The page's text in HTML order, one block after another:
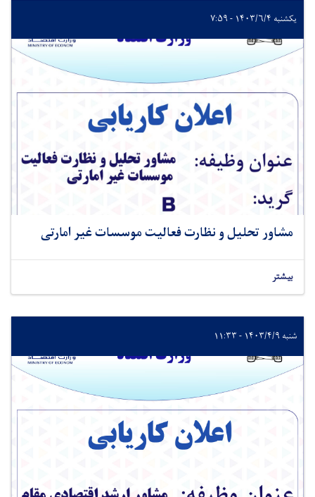
یکشنبه ۱۴۰۳/۶/۴ - ۷:۵۹
مشاور تحلیل و نظارت فعالیت موسسات غیر امارتی
بیشتر
شنبه ۱۴۰۳/۴/۹ - ۱۱:۳۳